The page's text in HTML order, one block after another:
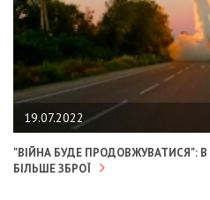
19.07.2022
"ВІЙНА БУДЕ ПРОДОВЖУВАТИСЯ": В
БІЛЬШЕ ЗБРОЇ